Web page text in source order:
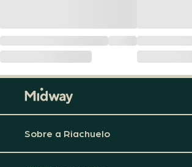
Sobre a Riachuelo